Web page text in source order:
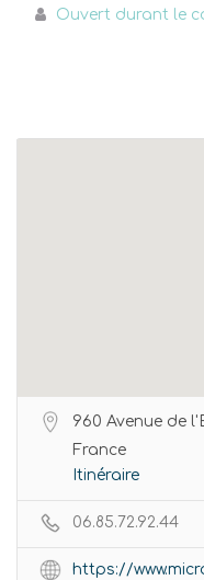
Ouvert durant le
960 Avenue de
France
Itinéraire
06.85.72.92.44
https://